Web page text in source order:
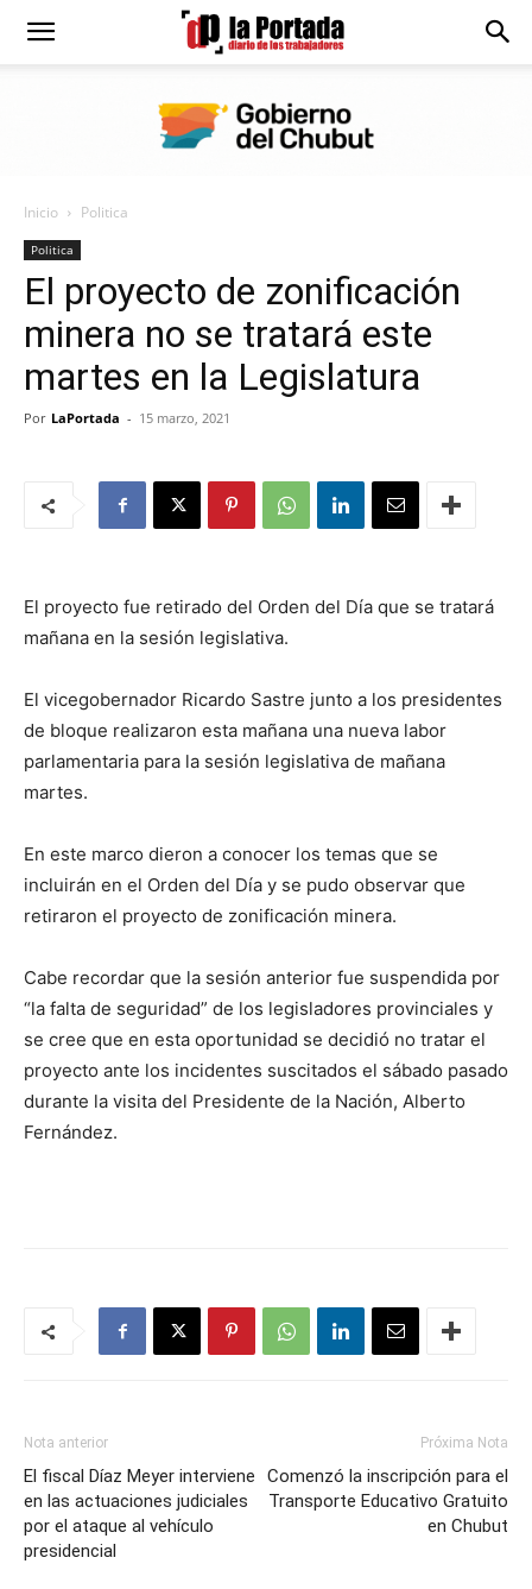
Diario
Portada
Inicio Politica
Politica
El proyecto de zonificación
minera no se tratará este
martes en la Legislatura
Por LaPortada - 15 marzo, 2021
El proyecto fue retirado del Orden del Día que se tratará
mañana en la sesión legislativa.
El vicegobernador Ricardo Sastre junto a los presidentes
de bloque realizaron esta mañana una nueva labor
parlamentaria para la sesión legislativa de mañana
martes.
En este marco dieron a conocer los temas que se
incluirán en el Orden del Día y se pudo observar que
retiraron el proyecto de zonificación minera.
Cabe recordar que la sesión anterior fue suspendida por
“la falta de seguridad” de los legisladores provinciales y
se cree que en esta oportunidad se decidió no tratar el
proyecto ante los incidentes suscitados el sábado pasado
durante la visita del Presidente de la Nación, Alberto
Fernández.
Nota anterior
El fiscal Díaz Meyer interviene
en las actuaciones judiciales
por el ataque al vehículo
presidencial
Próxima Nota
Comenzó la inscripción para el
Transporte Educativo Gratuito
en Chubut